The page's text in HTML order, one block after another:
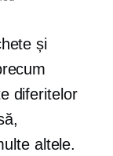
și
diferitelor
altele.